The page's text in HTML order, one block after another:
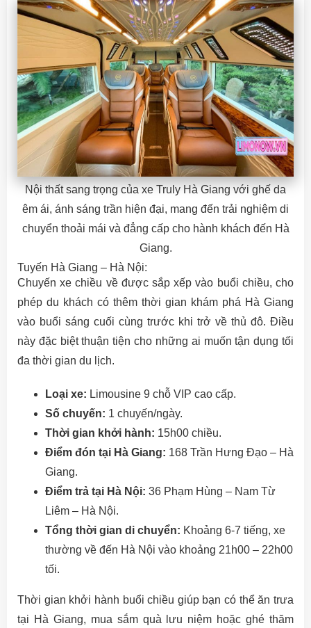
Nội thất sang trọng của xe Truly Hà Giang với ghế da
êm ái, ánh sáng trần hiện đại, mang đến trải nghiệm di
chuyển thoải mái và đẳng cấp cho hành khách đến Hà
Giang.
Tuyến Hà Giang – Hà Nội:
Chuyến xe chiều về được sắp xếp vào buổi chiều, cho
phép du khách có thêm thời gian khám phá Hà Giang
vào buổi sáng cuối cùng trước khi trở về thủ đô. Điều
này đặc biệt thuận tiện cho những ai muốn tận dụng tối
đa thời gian du lịch.
Loại xe: Limousine 9 chỗ VIP cao cấp.
Số chuyến: 1 chuyến/ngày.
Thời gian khởi hành: 15h00 chiều.
Điểm đón tại Hà Giang: 168 Trần Hưng Đạo – Hà
Giang.
Điểm trả tại Hà Nội: 36 Phạm Hùng – Nam Từ
Liêm – Hà Nội.
Tổng thời gian di chuyển: Khoảng 6-7 tiếng, xe
thường về đến Hà Nội vào khoảng 21h00 – 22h00
tối.
Thời gian khởi hành buổi chiều giúp bạn có thể ăn trưa
tại Hà Giang, mua sắm quà lưu niệm hoặc ghé thăm